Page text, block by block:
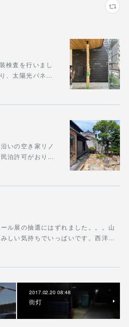
検査を行いまし
、太陽光パネ…
いの空き家リノ
泊許可がおり…
ル展の抽選にはずれました。。。山
しい気持ちでいっぱいです。西洋…
2017.02.20 08:48
街灯